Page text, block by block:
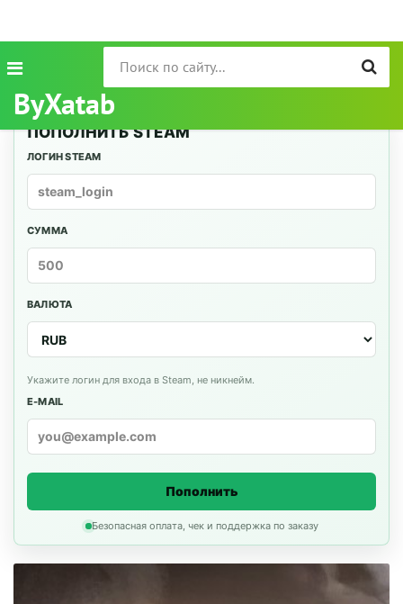
ByXatab
ПОПОЛНИТЬ STEAM
ЛОГИН STEAM
СУММА
ВАЛЮТА
Укажите логин для входа в Steam, не никнейм.
E-MAIL
Пополнить
Безопасная оплата, чек и поддержка по заказу